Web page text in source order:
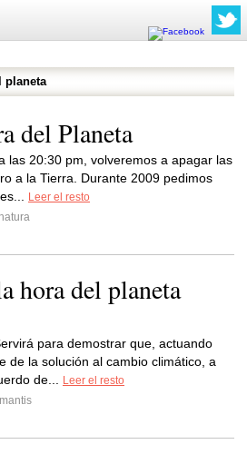
planeta
del Planeta
las 20:30 pm, volveremos a apagar las
a la Tierra. Durante 2009 pedimos
Leer el resto
hora del planeta
para demostrar que, actuando
de la solución al cambio climático, a
de...
Leer el resto